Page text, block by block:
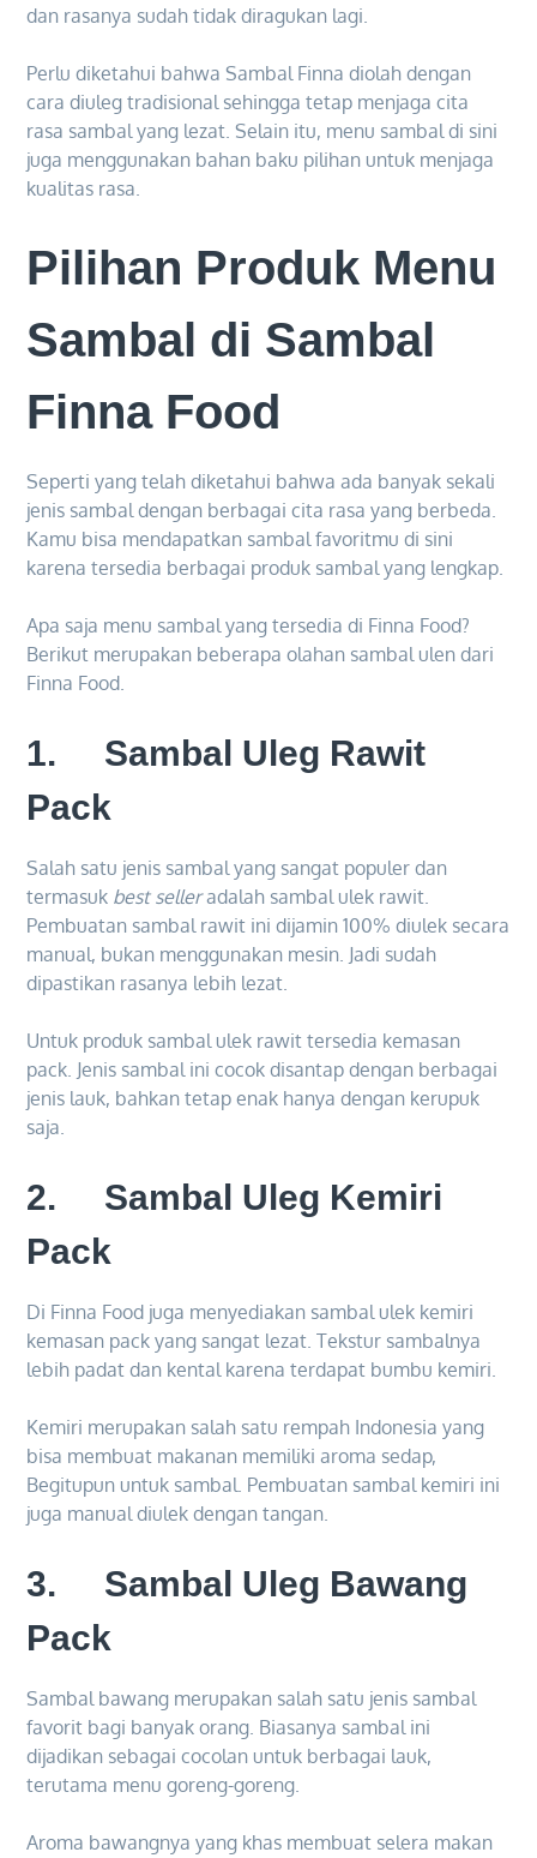
dan rasanya sudah tidak diragukan lagi.
Perlu diketahui bahwa Sambal Finna diolah dengan
cara diuleg tradisional sehingga tetap menjaga cita
rasa sambal yang lezat. Selain itu, menu sambal di sini
juga menggunakan bahan baku pilihan untuk menjaga
kualitas rasa.
Pilihan Produk Menu
Sambal di Sambal
Finna Food
Seperti yang telah diketahui bahwa ada banyak sekali
jenis sambal dengan berbagai cita rasa yang berbeda.
Kamu bisa mendapatkan sambal favoritmu di sini
karena tersedia berbagai produk sambal yang lengkap.
Apa saja menu sambal yang tersedia di Finna Food?
Berikut merupakan beberapa olahan sambal ulen dari
Finna Food.
1. Sambal Uleg Rawit
Pack
Salah satu jenis sambal yang sangat populer dan
termasuk best selleradalah sambal ulek rawit.
Pembuatan sambal rawit ini dijamin 100% diulek secara
manual, bukan menggunakan mesin. Jadi sudah
dipastikan rasanya lebih lezat.
Untuk produk sambal ulek rawit tersedia kemasan
pack. Jenis sambal ini cocok disantap dengan berbagai
jenis lauk, bahkan tetap enak hanya dengan kerupuk
saja.
2. Sambal Uleg Kemiri
Pack
Di Finna Food juga menyediakan sambal ulek kemiri
kemasan pack yang sangat lezat. Tekstur sambalnya
lebih padat dan kental karena terdapat bumbu kemiri.
Kemiri merupakan salah satu rempah Indonesia yang
bisa membuat makanan memiliki aroma sedap,
Begitupun untuk sambal. Pembuatan sambal kemiri ini
juga manual diulek dengan tangan.
3. Sambal Uleg Bawang
Pack
Sambal bawang merupakan salah satu jenis sambal
favorit bagi banyak orang. Biasanya sambal ini
dijadikan sebagai cocolan untuk berbagai lauk,
terutama menu goreng-goreng.
Aroma bawangnya yang khas membuat selera makan